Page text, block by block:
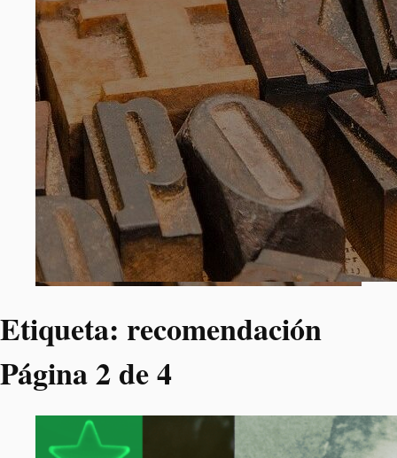
Etiqueta: recomendación
Página 2 de 4